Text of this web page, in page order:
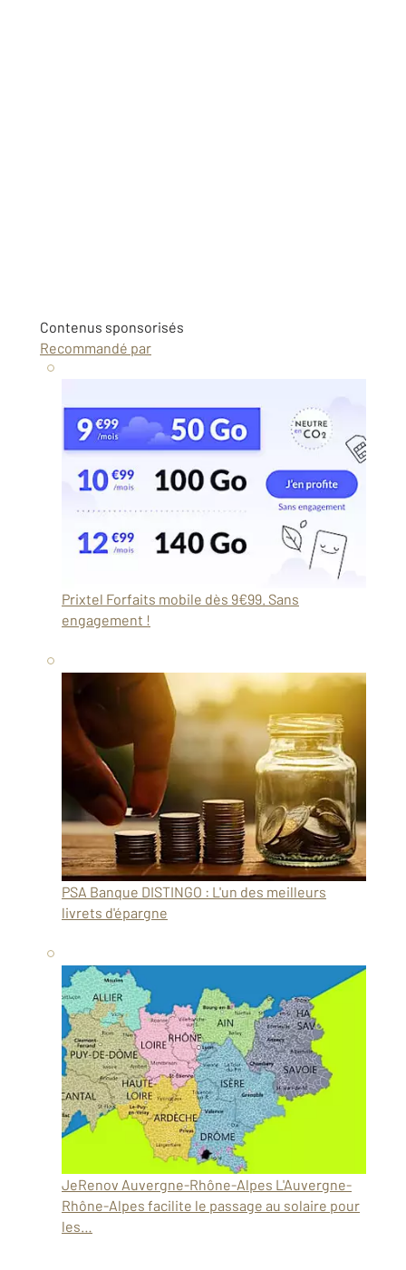
Contenus sponsorisés
Recommandé par
Prixtel Forfaits mobile dès 9€99. Sans
engagement !
PSA Banque DISTINGO : L'un des meilleurs
livrets d'épargne
JeRenov Auvergne-Rhône-Alpes L'Auvergne-
Rhône-Alpes facilite le passage au solaire pour
les…